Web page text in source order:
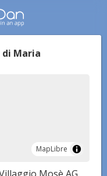
Maria
MapLibre
MapLibre